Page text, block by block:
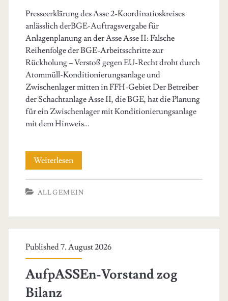
Presseerklärung des Asse 2-Koordinatioskreises
anlässlich derBGE-Auftragsvergabe für
Anlagenplanung an der Asse Asse II: Falsche
Reihenfolge der BGE-Arbeitsschritte zur
Rückholung – Verstoß gegen EU-Recht droht durch
Atommüll-Konditionierungsanlage und
Zwischenlager mitten in FFH-Gebiet Der Betreiber
der Schachtanlage Asse II, die BGE, hat die Planung
für ein Zwischenlager mit Konditionierungsanlage
mit dem Hinweis…
WeiterlesenFalsche
Reihenfolge
bei
ALLGEMEIN
Published 7. August 2026
AufpASSEn-Vorstand zog
Bilanz